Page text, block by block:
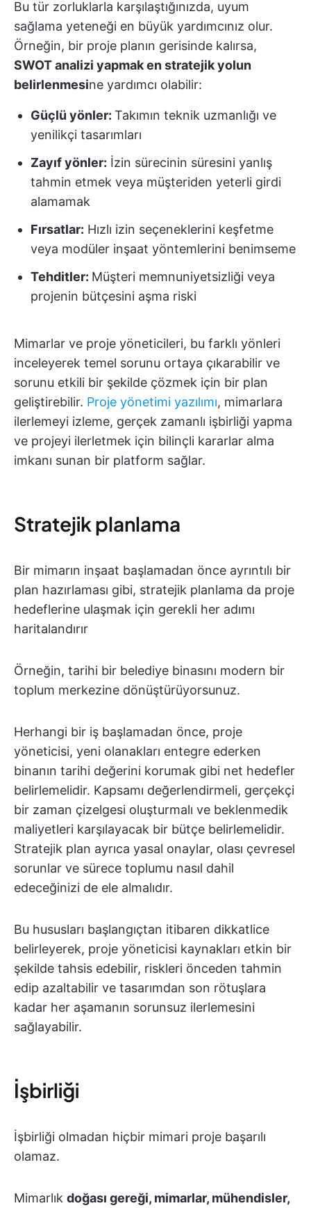
Bu tür zorluklarla karşılaştığınızda, uyum
sağlama yeteneği en büyük yardımcınız olur.
Örneğin, bir proje planın gerisinde kalırsa,
SWOT analizi yapmak en stratejik yolun
belirlenmesine yardımcı olabilir:
Güçlü yönler: Takımın teknik uzmanlığı ve
yenilikçi tasarımları
Zayıf yönler: İzin sürecinin süresini yanlış
tahmin etmek veya müşteriden yeterli girdi
alamamak
Fırsatlar: Hızlı izin seçeneklerini keşfetme
veya modüler inşaat yöntemlerini benimseme
Tehditler: Müşteri memnuniyetsizliği veya
projenin bütçesini aşma riski
Mimarlar ve proje yöneticileri, bu farklı yönleri
inceleyerek temel sorunu ortaya çıkarabilir ve
sorunu etkili bir şekilde çözmek için bir plan
geliştirebilir. Proje yönetimi yazılımı, mimarlara
ilerlemeyi izleme, gerçek zamanlı işbirliği yapma
ve projeyi ilerletmek için bilinçli kararlar alma
imkanı sunan bir platform sağlar.
Stratejik planlama
Bir mimarın inşaat başlamadan önce ayrıntılı bir
plan hazırlaması gibi, stratejik planlama da proje
hedeflerine ulaşmak için gerekli her adımı
haritalandırır
Örneğin, tarihi bir belediye binasını modern bir
toplum merkezine dönüştürüyorsunuz.
Herhangi bir iş başlamadan önce, proje
yöneticisi, yeni olanakları entegre ederken
binanın tarihi değerini korumak gibi net hedefler
belirlemelidir. Kapsamı değerlendirmeli, gerçekçi
bir zaman çizelgesi oluşturmalı ve beklenmedik
maliyetleri karşılayacak bir bütçe belirlemelidir.
Stratejik plan ayrıca yasal onaylar, olası çevresel
sorunlar ve sürece toplumu nasıl dahil
edeceğinizi de ele almalıdır.
Bu hususları başlangıçtan itibaren dikkatlice
belirleyerek, proje yöneticisi kaynakları etkin bir
şekilde tahsis edebilir, riskleri önceden tahmin
edip azaltabilir ve tasarımdan son rötuşlara
kadar her aşamanın sorunsuz ilerlemesini
sağlayabilir.
İşbirliği
İşbirliği olmadan hiçbir mimari proje başarılı
olamaz.
Mimarlık doğası gereği, mimarlar, mühendisler,